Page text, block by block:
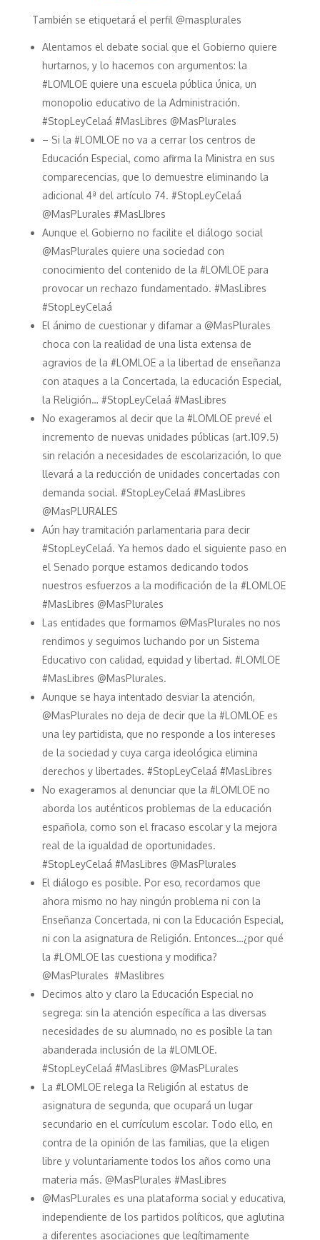
También se etiquetará el perfil @masplurales
Alentamos el debate social que el Gobierno quiere
hurtarnos, y lo hacemos con argumentos: la
#LOMLOE quiere una escuela pública única, un
monopolio educativo de la Administración.
#StopLeyCelaá #MasLibres @MasPlurales
– Si la #LOMLOE no va a cerrar los centros de
Educación Especial, como afirma la Ministra en sus
comparecencias, que lo demuestre eliminando la
adicional 4ª del artículo 74. #StopLeyCelaá
@MasPLurales #MasLIbres
Aunque el Gobierno no facilite el diálogo social
@MasPlurales quiere una sociedad con
conocimiento del contenido de la #LOMLOE para
provocar un rechazo fundamentado. #MasLibres
#StopLeyCelaá
El ánimo de cuestionar y difamar a @MasPlurales
choca con la realidad de una lista extensa de
agravios de la #LOMLOE a la libertad de enseñanza
con ataques a la Concertada, la educación Especial,
la Religión… #StopLeyCelaá #MasLibres
No exageramos al decir que la #LOMLOE prevé el
incremento de nuevas unidades públicas (art.109.5)
sin relación a necesidades de escolarización, lo que
llevará a la reducción de unidades concertadas con
demanda social. #StopLeyCelaá #MasLibres
@MasPLURALES
Aún hay tramitación parlamentaria para decir
#StopLeyCelaá. Ya hemos dado el siguiente paso en
el Senado porque estamos dedicando todos
nuestros esfuerzos a la modificación de la #LOMLOE
#MasLibres @MasPlurales
Las entidades que formamos @MasPlurales no nos
rendimos y seguimos luchando por un Sistema
Educativo con calidad, equidad y libertad. #LOMLOE
#MasLibres @MasPlurales.
Aunque se haya intentado desviar la atención,
@MasPlurales no deja de decir que la #LOMLOE es
una ley partidista, que no responde a los intereses
de la sociedad y cuya carga ideológica elimina
derechos y libertades. #StopLeyCelaá #MasLibres
No exageramos al denunciar que la #LOMLOE no
aborda los auténticos problemas de la educación
española, como son el fracaso escolar y la mejora
real de la igualdad de oportunidades.
#StopLeyCelaá #MasLibres @MasPlurales
El diálogo es posible. Por eso, recordamos que
ahora mismo no hay ningún problema ni con la
Enseñanza Concertada, ni con la Educación Especial,
ni con la asignatura de Religión. Entonces…¿por qué
la #LOMLOE las cuestiona y modifica?
@MasPlurales #Maslibres
Decimos alto y claro la Educación Especial no
segrega: sin la atención específica a las diversas
necesidades de su alumnado, no es posible la tan
abanderada inclusión de la #LOMLOE.
#StopLeyCelaá #MasLibres @MasPLurales
La #LOMLOE relega la Religión al estatus de
asignatura de segunda, que ocupará un lugar
secundario en el currículum escolar. Todo ello, en
contra de la opinión de las familias, que la eligen
libre y voluntariamente todos los años como una
materia más. @MasPlurales #MasLibres
@MasPLurales es una plataforma social y educativa,
independiente de los partidos políticos, que aglutina
a diferentes asociaciones que legítimamente